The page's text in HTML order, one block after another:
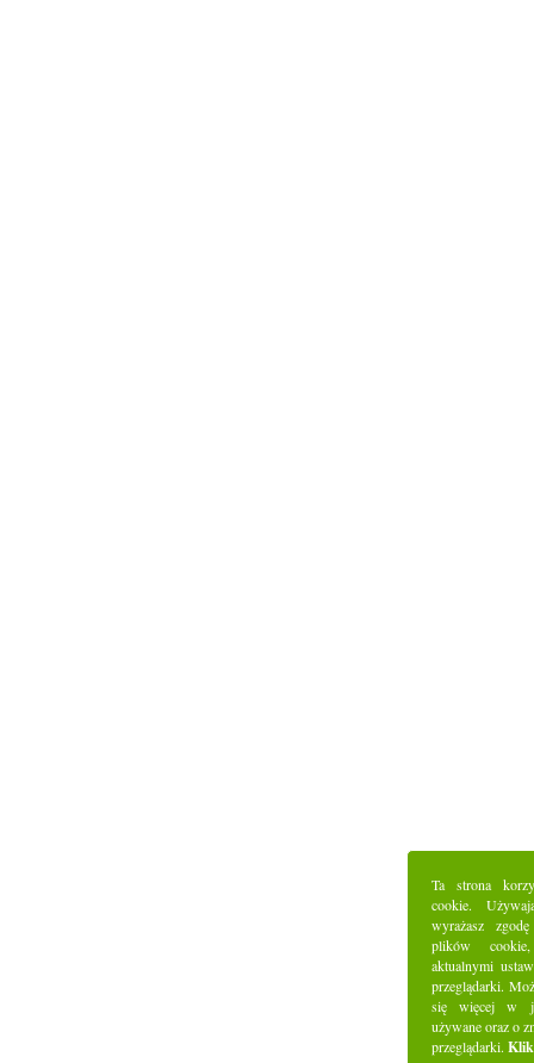
Ta strona
cookie.
wyrażasz
plików
aktualnymi
przeglądarki.
się więcej w
używane oraz o
przeglądarki.